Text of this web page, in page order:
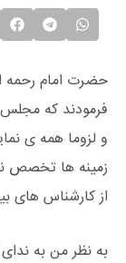
حضرت امام رحمه
فرمودند که مجلس
و لزوما همه ی
زمینه ها تخصص
از کارشناس های
به نظر من به